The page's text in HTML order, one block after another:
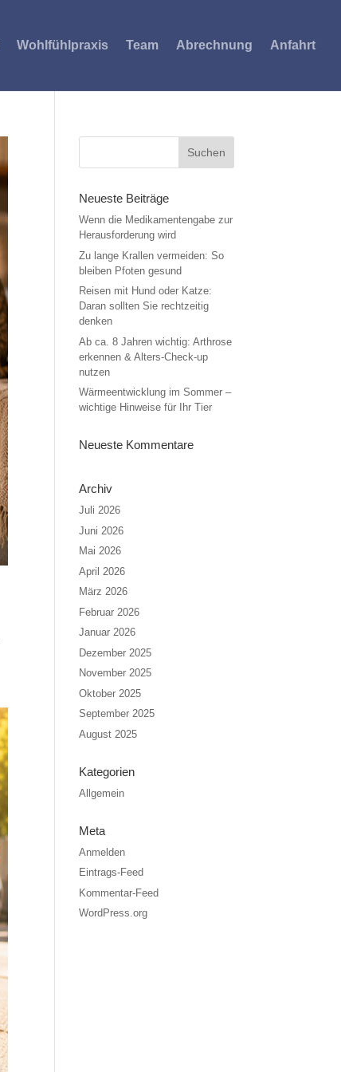
Wohlfühlpraxis Team Abrechnung Anfahrt
Neueste Beiträge
Wenn die Medikamentengabe zur
Herausforderung wird
Zu lange Krallen vermeiden: So
bleiben Pfoten gesund
Reisen mit Hund oder Katze:
Daran sollten Sie rechtzeitig
denken
Ab ca. 8 Jahren wichtig: Arthrose
erkennen & Alters-Check-up
nutzen
Wärmeentwicklung im Sommer –
wichtige Hinweise für Ihr Tier
Neueste Kommentare
Archiv
Juli 2026
Juni 2026
Mai 2026
April 2026
März 2026
Februar 2026
Januar 2026
Dezember 2025
November 2025
Oktober 2025
September 2025
August 2025
Kategorien
Allgemein
Meta
Anmelden
Eintrags-Feed
Kommentar-Feed
WordPress.org